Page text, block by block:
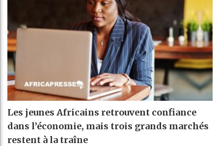
Les jeunes Africains retrouvent confiance
dans l’économie, mais trois grands marchés
restent à la traîne